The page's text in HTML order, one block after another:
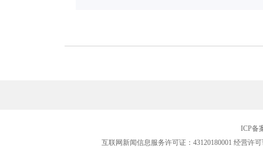
ICP备
互联网新闻信息服务许可证：43120180001 经营许可